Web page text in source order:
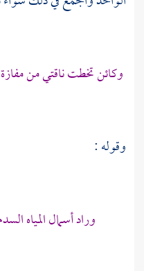
وكائن تخطت ناقتي من
وقوله :
وراد أسمال المياه